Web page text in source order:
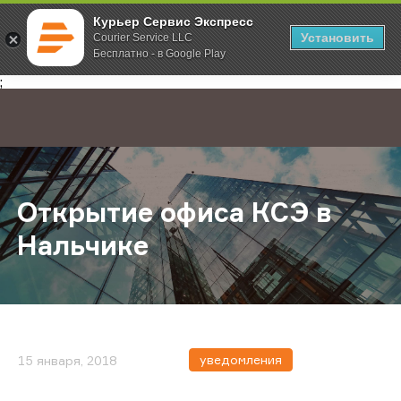
Курьер Сервис Экспресс
Courier Service LLC
Бесплатно - в Google Play
Установить
;
Главная О компании Новости Открытие офиса КСЭ в Нальчике
Открытие офиса КСЭ в
Нальчике
15 января, 2018 уведомления